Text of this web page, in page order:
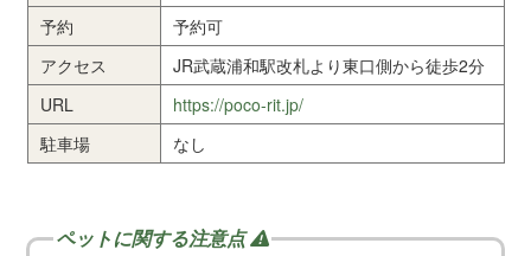
予約
予約可
アクセス
JR武蔵浦和駅改札より東口側から徒歩2分
URL
https://poco-rit.jp/
駐車場
なし